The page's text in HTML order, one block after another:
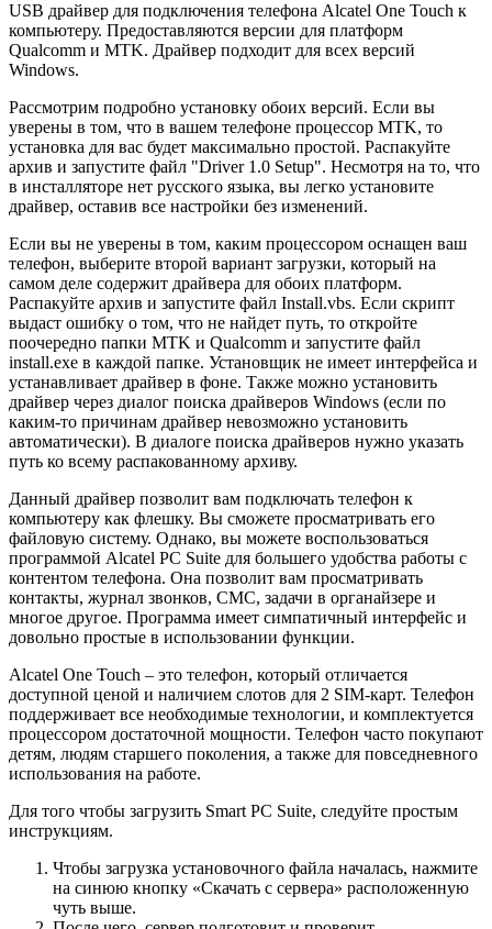
USB драйвер для подключения телефона Alcatel One Touch к
компьютеру. Предоставляются версии для платформ
Qualcomm и MTK. Драйвер подходит для всех версий
Windows.
Рассмотрим подробно установку обоих версий. Если вы
уверены в том, что в вашем телефоне процессор MTK, то
установка для вас будет максимально простой. Распакуйте
архив и запустите файл "Driver 1.0 Setup". Несмотря на то, что
в инсталляторе нет русского языка, вы легко установите
драйвер, оставив все настройки без изменений.
Если вы не уверены в том, каким процессором оснащен ваш
телефон, выберите второй вариант загрузки, который на
самом деле содержит драйвера для обоих платформ.
Распакуйте архив и запустите файл Install.vbs. Если скрипт
выдаст ошибку о том, что не найдет путь, то откройте
поочередно папки MTK и Qualcomm и запустите файл
install.exe в каждой папке. Установщик не имеет интерфейса и
устанавливает драйвер в фоне. Также можно установить
драйвер через диалог поиска драйверов Windows (если по
каким-то причинам драйвер невозможно установить
автоматически). В диалоге поиска драйверов нужно указать
путь ко всему распакованному архиву.
Данный драйвер позволит вам подключать телефон к
компьютеру как флешку. Вы сможете просматривать его
файловую систему. Однако, вы можете воспользоваться
программой Alcatel PC Suite для большего удобства работы с
контентом телефона. Она позволит вам просматривать
контакты, журнал звонков, СМС, задачи в органайзере и
многое другое. Программа имеет симпатичный интерфейс и
довольно простые в использовании функции.
Alcatel One Touch – это телефон, который отличается
доступной ценой и наличием слотов для 2 SIM-карт. Телефон
поддерживает все необходимые технологии, и комплектуется
процессором достаточной мощности. Телефон часто покупают
детям, людям старшего поколения, а также для повседневного
использования на работе.
Для того чтобы загрузить Smart PC Suite, следуйте простым
инструкциям.
Чтобы загрузка установочного файла началась, нажмите
на синюю кнопку «Скачать с сервера» расположенную
чуть выше.